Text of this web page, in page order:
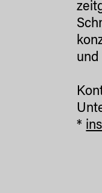
und
*